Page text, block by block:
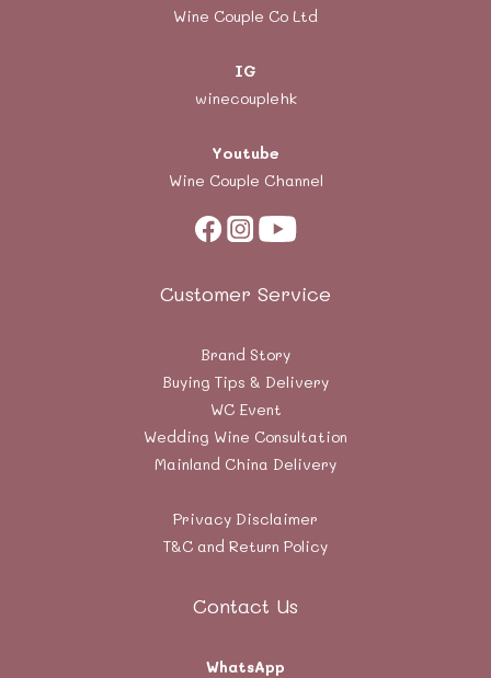
Wine Couple Co Ltd
IG
winecouplehk
Youtube
Wine Couple Channel
Customer Service
Brand Story
Buying Tips & Delivery
WC Event
Wedding Wine Consultation
Mainland China Delivery
Privacy Disclaimer
T&C and Return Policy
Contact Us
WhatsApp